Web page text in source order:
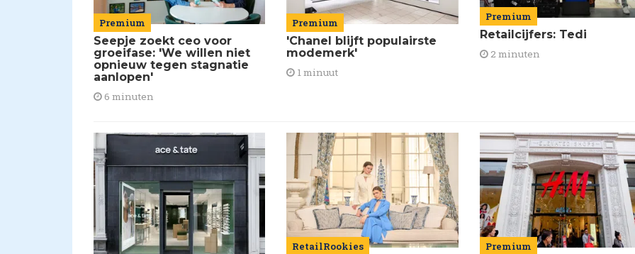
Premium
Seepje zoekt ceo voor
groeifase: 'We willen niet
opnieuw tegen stagnatie
aanlopen'
6 minuten
Premium
'Chanel blijft populairste
modemerk'
1 minuut
Premium
Retailcijfers: Tedi
2 minuten
RetailRookies Premium